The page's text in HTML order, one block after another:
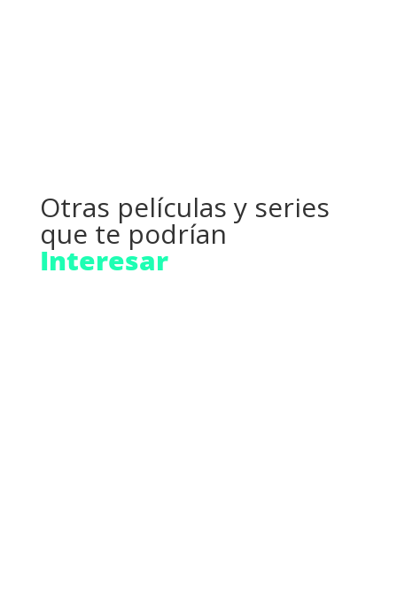
Otras películas y series
que te podrían